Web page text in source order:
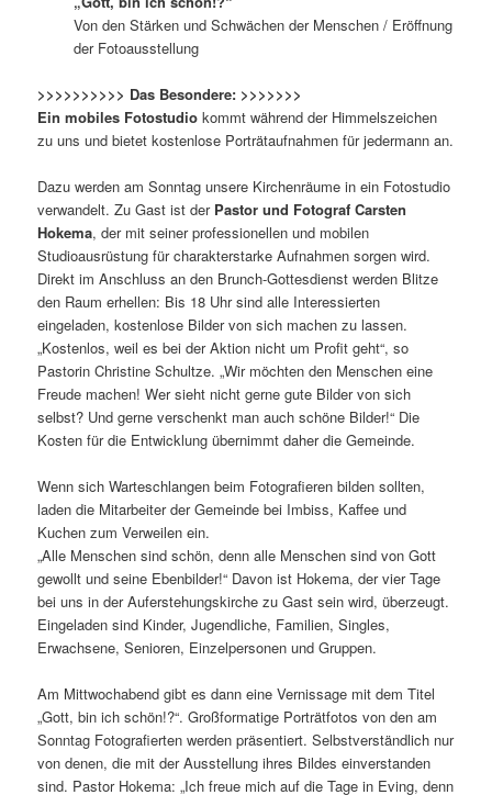
Von den Stärken und Schwächen der Menschen / Eröffnung
der Fotoausstellung
>>>>>>>>>> Das Besondere: >>>>>>>
Ein mobiles Fotostudiokommt während der Himmelszeichen
zu uns und bietet kostenlose Porträtaufnahmen für jedermann an.
Dazu werden am Sonntag unsere Kirchenräume in ein Fotostudio
verwandelt. Zu Gast ist der Pastor und Fotograf Carsten
Hokema, der mit seiner professionellen und mobilen
Studioausrüstung für charakterstarke Aufnahmen sorgen wird.
Direkt im Anschluss an den Brunch-Gottesdienst werden Blitze
den Raum erhellen: Bis 18 Uhr sind alle Interessierten
eingeladen, kostenlose Bilder von sich machen zu lassen.
„Kostenlos, weil es bei der Aktion nicht um Profit geht“, so
Pastorin Christine Schultze. „Wir möchten den Menschen eine
Freude machen! Wer sieht nicht gerne gute Bilder von sich
selbst? Und gerne verschenkt man auch schöne Bilder!“ Die
Kosten für die Entwicklung übernimmt daher die Gemeinde.
Wenn sich Warteschlangen beim Fotografieren bilden sollten,
laden die Mitarbeiter der Gemeinde bei Imbiss, Kaffee und
Kuchen zum Verweilen ein.
„Alle Menschen sind schön, denn alle Menschen sind von Gott
gewollt und seine Ebenbilder!“ Davon ist Hokema, der vier Tage
bei uns in der Auferstehungskirche zu Gast sein wird, überzeugt.
Eingeladen sind Kinder, Jugendliche, Familien, Singles,
Erwachsene, Senioren, Einzelpersonen und Gruppen.
Am Mittwochabend gibt es dann eine Vernissage mit dem Titel
„Gott, bin ich schön!?“. Großformatige Porträtfotos von den am
Sonntag Fotografierten werden präsentiert. Selbstverständlich nur
von denen, die mit der Ausstellung ihres Bildes einverstanden
sind. Pastor Hokema: „Ich freue mich auf die Tage in Eving, denn